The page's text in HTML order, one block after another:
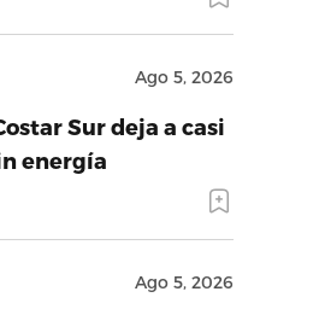
Ago 5, 2026
Sur deja a casi
energía
Ago 5, 2026